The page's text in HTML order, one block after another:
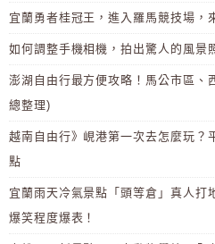
宜蘭勇者桂冠王，進入羅馬競技場，
如何調整手機相機，拍出驚人的風景
澎湖自由行最方便攻略！馬公市區、
總整理)
越南自由行》峴港第一次去怎麼玩？
點
宜蘭雨天冷氣景點「頭等倉」真人打
爆笑程度爆表！